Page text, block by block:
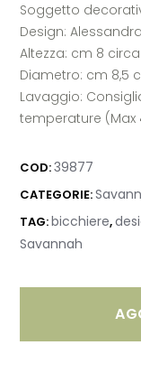
Soggetto
Design:
Altezza: cm 8 circa
Diametro: cm 8,5
Lavaggio:
temperature (Max
COD:39877
CATEGORIE:
TAG:bicchiere,
Savannah